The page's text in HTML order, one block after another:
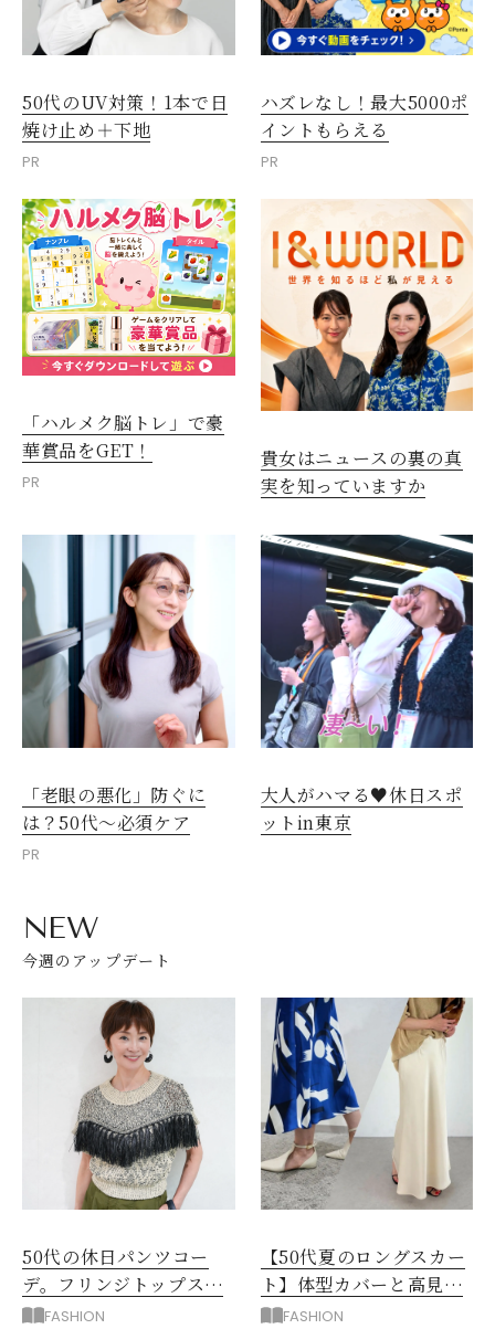
50代のUV対策！1本で日
焼け止め＋下地
PR
ハズレなし！最大5000ポ
イントもらえる
PR
「ハルメク脳トレ」で豪
華賞品をGET！
PR
貴女はニュースの裏の真
実を知っていますか
「老眼の悪化」防ぐに
は？50代～必須ケア
PR
大人がハマる♥休日スポ
ットin東京
NEW
今週のアップデート
50代の休日パンツコー
デ。フリンジトップスを
主役に洗練アースカラー
FASHION
【50代夏のロングスカー
ト】体型カバーと高見え
を叶える4コーデ
FASHION